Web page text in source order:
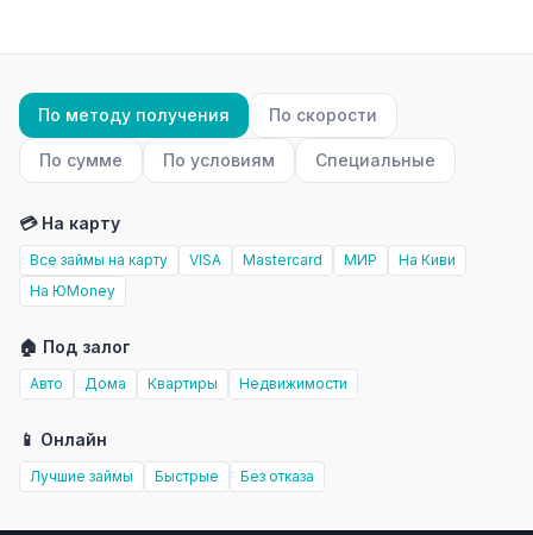
По методу получения По скорости
По сумме По условиям Специальные
💳 На карту
Все займы на карту VISA Mastercard МИР
На Киви
На ЮMoney
🏠 Под залог
Авто Дома Квартиры Недвижимости
📱 Онлайн
Лучшие займы Быстрые Без отказа